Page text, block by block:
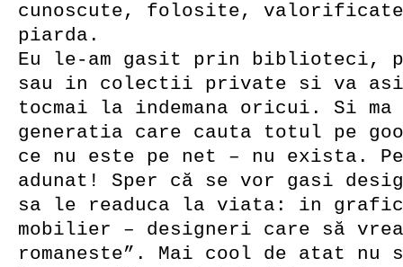
cunoscute, folosite,
piarda.
Eu le-am gasit prin biblioteci,
sau in colectii private si va
tocmai la indemana oricui. Si ma
generatia care cauta totul pe
ce nu este pe net – nu exista.
adunat! Sper că se vor gasi
sa le readuca la viata: in
mobilier – designeri care să vrea
romaneste”. Mai cool de atat nu